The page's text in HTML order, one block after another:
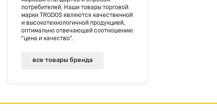
потребителей. Наши товары торговой
марки TRODOS являются качественной
и высокотехнологичной продукцией,
оптимально отвечающей соотношению
“цена и качество”.
все товары бренда